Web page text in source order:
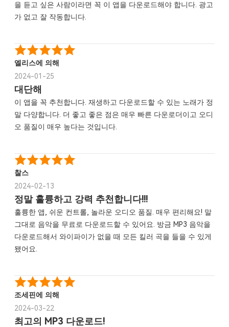
을 듣고 싶은 사람이라면 꼭 이 앱을 다운로드해야 합니다. 광고
가 없고 잘 작동합니다.
엘리스에 의해
2024-01-25
대단해
이 앱을 꼭 추천합니다. 재생하고 다운로드할 수 있는 노래가 정
말 다양합니다. 더 좋고 좋은 점은 매우 빠른 다운로더이고 오디
오 품질이 매우 높다는 것입니다.
찰스
2024-02-13
정말 훌륭하고 강력 추천합니다!!!
훌륭한 앱, 쉬운 컨트롤, 놀라운 오디오 품질. 매우 편리해요! 말
그대로 음악을 무료로 다운로드할 수 있어요. 방금 MP3 음악을
다운로드해서 와이파이가 없을 때 모든 킬러 곡을 들을 수 있게
됐어요.
조세핀에 의해
2024-03-22
최고의 MP3 다운로드!